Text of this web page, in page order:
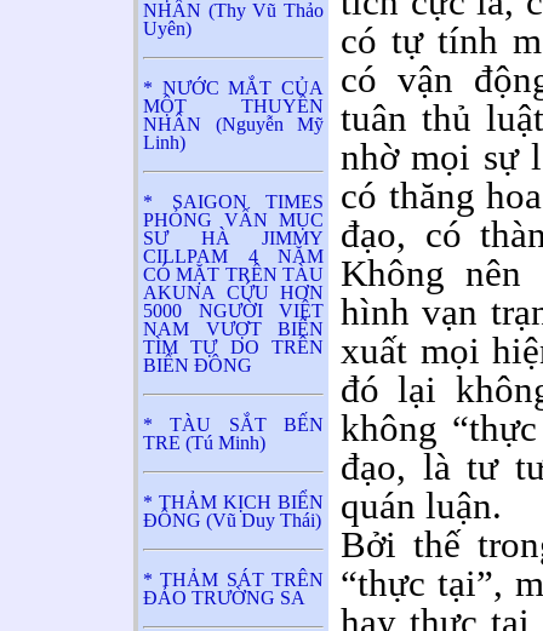
NHÂN (Thy Vũ Thảo
Uyên)
* NƯỚC MẮT CỦA
MỘT THUYỀN
NHÂN (Nguyễn Mỹ
Linh)
* SAIGON TIMES
PHỎNG VẤN MỤC
SƯ HÀ JIMMY
CILLPAM 4 NĂM
CÓ MẶT TRÊN TÀU
AKUNA CỨU HƠN
5000 NGƯỜI VIỆT
NAM VƯỢT BIỂN
TÌM TỰ DO TRÊN
BIỂN ĐÔNG
* TÀU SẮT BẾN
TRE (Tú Minh)
* THẢM KỊCH BIỂN
ĐÔNG (Vũ Duy Thái)
* THẢM SÁT TRÊN
ĐẢO TRƯỜNG SA
có tự tính
có vận
tuân thủ
nhờ mọi sự
có thăng
đạo, có
Không
hình vạn
xuất mọi
đó lại
không
đạo, là tư
quán luận.
Bởi thế
“thực tại”,
hay thực